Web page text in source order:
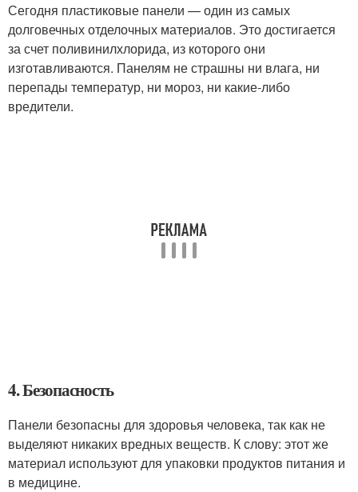
Сегодня пластиковые панели — один из самых
долговечных отделочных материалов. Это достигается
за счет поливинилхлорида, из которого они
изготавливаются. Панелям не страшны ни влага, ни
перепады температур, ни мороз, ни какие-либо
вредители.
4. Безопасность
Панели безопасны для здоровья человека, так как не
выделяют никаких вредных веществ. К слову: этот же
материал используют для упаковки продуктов питания и
в медицине.